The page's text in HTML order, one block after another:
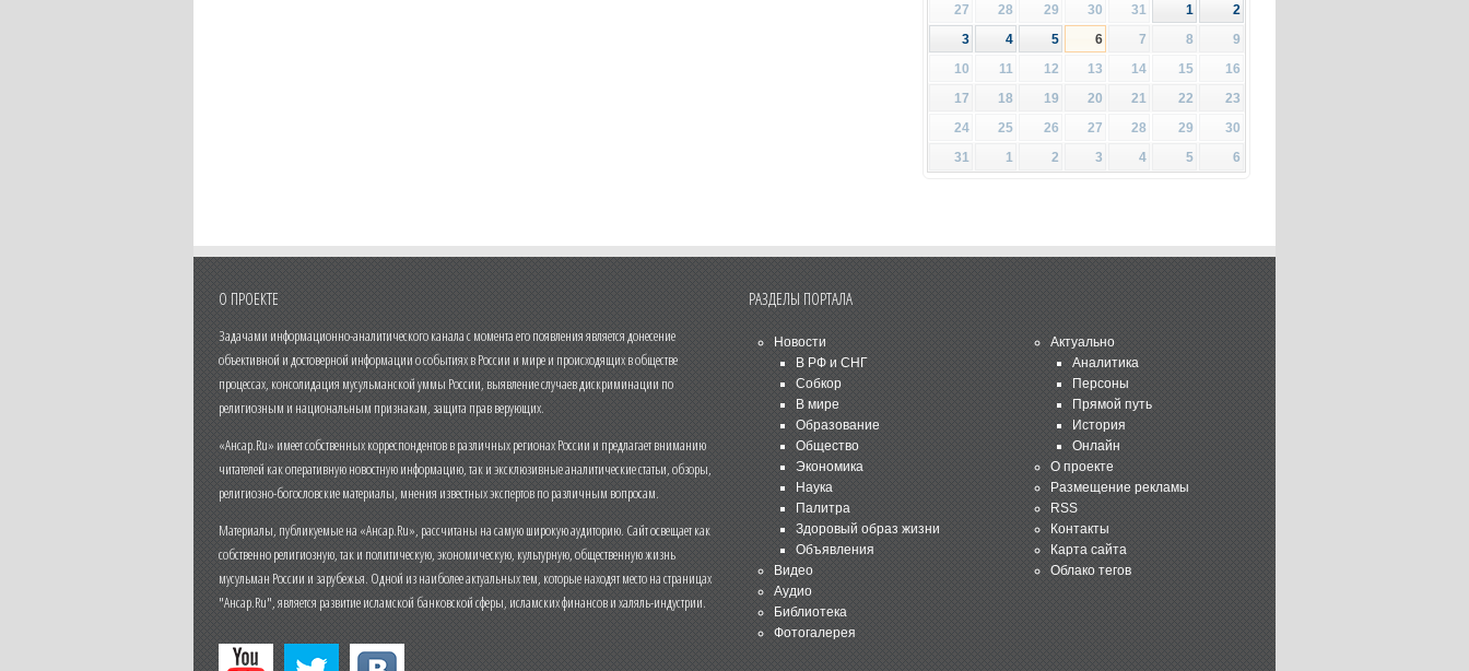
27 28 29 30 31 1
2
3
4 5 6 7 8
9
10
11 12 13 14 15
16
17
18 19 20 21 22
23
24
25 26 27 28 29
30
31
1 2 3 4 5 6
О ПРОЕКТЕ
Задачами информационно-аналитического канала с момента его появления является донесение
объективной и достоверной информации о событиях в России и мире и происходящих в обществе
процессах, консолидация мусульманской уммы России, выявление случаев дискриминации по
религиозным и национальным признакам, защита прав верующих.
«Ансар.Ru» имеет собственных корреспондентов в различных регионах России и предлагает вниманию
читателей как оперативную новостную информацию, так и эксклюзивные аналитические статьи, обзоры,
религиозно-богословские материалы, мнения известных экспертов по различным вопросам.
Материалы, публикуемые на «Ансар.Ru», рассчитаны на самую широкую аудиторию. Сайт освещает как
собственно религиозную, так и политическую, экономическую, культурную, общественную жизнь
мусульман России и зарубежья. Одной из наиболее актуальных тем, которые находят место на страницах
"Ансар.Ru", является развитие исламской банковской сферы, исламских финансов и халяль-индустрии.
РАЗДЕЛЫ ПОРТАЛА
Новости
В РФ и СНГ
Собкор
В мире
Образование
Общество
Экономика
Наука
Палитра
Здоровый образ жизни
Объявления
Видео
Аудио
Библиотека
Фотогалерея
Актуально
Аналитика
Персоны
Прямой путь
История
Онлайн
О проекте
Размещение рекламы
RSS
Контакты
Карта сайта
Облако тегов